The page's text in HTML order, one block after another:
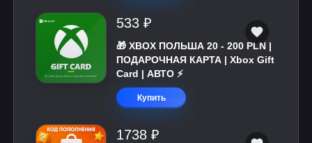
533 ₽
🎁 XBOX ПОЛЬША 20 - 200 PLN |
ПОДАРОЧНАЯ КАРТА | Xbox Gift
Card | АВТО ⚡
Купить
1738 ₽